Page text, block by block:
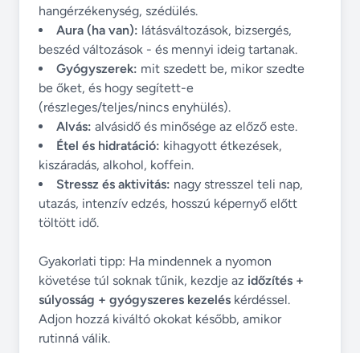
hangérzékenység, szédülés.
Aura (ha van): látásváltozások, bizsergés,
beszéd változások - és mennyi ideig tartanak.
Gyógyszerek: mit szedett be, mikor szedte
be őket, és hogy segített-e
(részleges/teljes/nincs enyhülés).
Alvás: alvásidő és minősége az előző este.
Étel és hidratáció: kihagyott étkezések,
kiszáradás, alkohol, koffein.
Stressz és aktivitás: nagy stresszel teli nap,
utazás, intenzív edzés, hosszú képernyő előtt
töltött idő.
Gyakorlati tipp: Ha mindennek a nyomon
követése túl soknak tűnik, kezdje az időzítés +
súlyosság + gyógyszeres kezelés kérdéssel.
Adjon hozzá kiváltó okokat később, amikor
rutinná válik.